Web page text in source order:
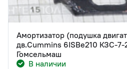
Амортизатор (подушка
дв.Cummins 6ISBe210 КЗС-7-
Гомсельмаш
В наличии